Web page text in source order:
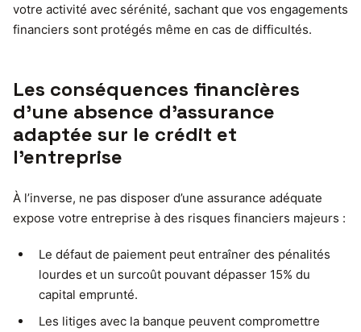
votre activité avec sérénité, sachant que vos engagements
financiers sont protégés même en cas de difficultés.
Les conséquences financières
d’une absence d’assurance
adaptée sur le crédit et
l’entreprise
À l’inverse, ne pas disposer d’une assurance adéquate
expose votre entreprise à des risques financiers majeurs :
Le défaut de paiement peut entraîner des pénalités
lourdes et un surcoût pouvant dépasser 15% du
capital emprunté.
Les litiges avec la banque peuvent compromettre